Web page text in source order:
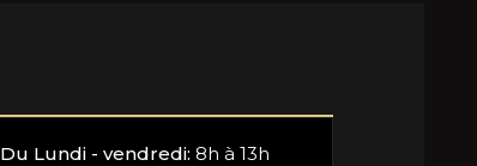
Du Lundi - vendredi: 8h à 13h